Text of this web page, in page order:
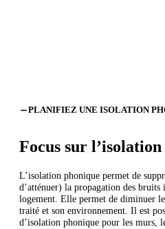
PLANIFIEZ UNE ISOLATION
Focus sur
L’isolation phonique permet de
d’atténuer) la propagation des bruits
logement. Elle permet de diminuer
traité et son environnement. Il est
d’isolation phonique pour les murs,